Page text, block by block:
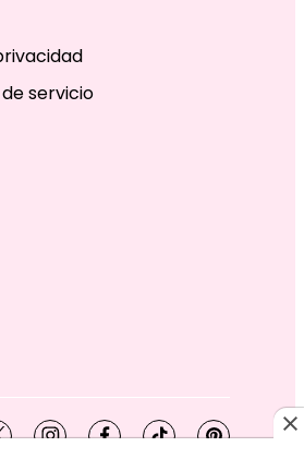
servicio
instagramfacebook
tiktokpinterest